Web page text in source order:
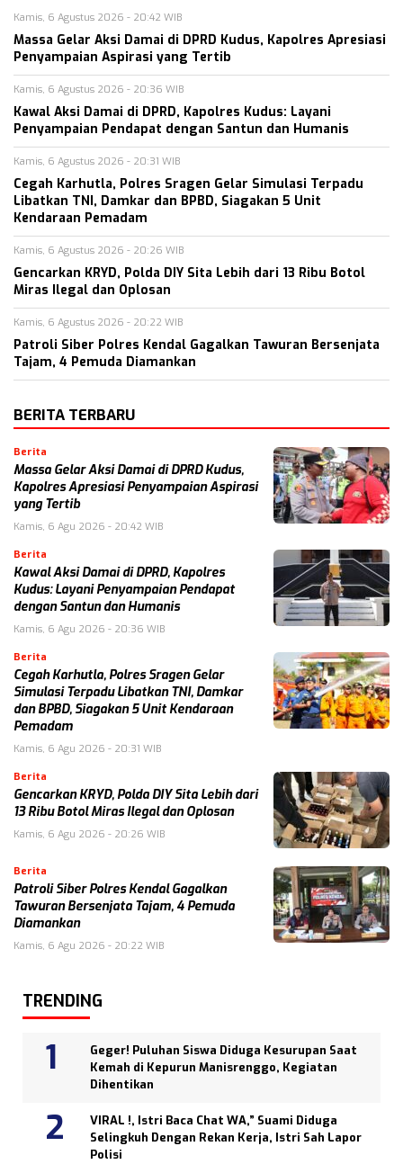
Kamis, 6 Agustus 2026 - 20:42 WIB
Massa Gelar Aksi Damai di DPRD Kudus, Kapolres Apresiasi
Penyampaian Aspirasi yang Tertib
Kamis, 6 Agustus 2026 - 20:36 WIB
Kawal Aksi Damai di DPRD, Kapolres Kudus: Layani
Penyampaian Pendapat dengan Santun dan Humanis
Kamis, 6 Agustus 2026 - 20:31 WIB
Cegah Karhutla, Polres Sragen Gelar Simulasi Terpadu
Libatkan TNI, Damkar dan BPBD, Siagakan 5 Unit
Kendaraan Pemadam
Kamis, 6 Agustus 2026 - 20:26 WIB
Gencarkan KRYD, Polda DIY Sita Lebih dari 13 Ribu Botol
Miras Ilegal dan Oplosan
Kamis, 6 Agustus 2026 - 20:22 WIB
Patroli Siber Polres Kendal Gagalkan Tawuran Bersenjata
Tajam, 4 Pemuda Diamankan
BERITA TERBARU
Berita
Massa Gelar Aksi Damai di DPRD Kudus,
Kapolres Apresiasi Penyampaian Aspirasi
yang Tertib
Kamis, 6 Agu 2026 - 20:42 WIB
Berita
Kawal Aksi Damai di DPRD, Kapolres
Kudus: Layani Penyampaian Pendapat
dengan Santun dan Humanis
Kamis, 6 Agu 2026 - 20:36 WIB
Berita
Cegah Karhutla, Polres Sragen Gelar
Simulasi Terpadu Libatkan TNI, Damkar
dan BPBD, Siagakan 5 Unit Kendaraan
Pemadam
Kamis, 6 Agu 2026 - 20:31 WIB
Berita
Gencarkan KRYD, Polda DIY Sita Lebih dari
13 Ribu Botol Miras Ilegal dan Oplosan
Kamis, 6 Agu 2026 - 20:26 WIB
Berita
Patroli Siber Polres Kendal Gagalkan
Tawuran Bersenjata Tajam, 4 Pemuda
Diamankan
Kamis, 6 Agu 2026 - 20:22 WIB
TRENDING
Geger! Puluhan Siswa Diduga Kesurupan Saat
Kemah di Kepurun Manisrenggo, Kegiatan
Dihentikan
VIRAL !, Istri Baca Chat WA,” Suami Diduga
Selingkuh Dengan Rekan Kerja, Istri Sah Lapor
Polisi